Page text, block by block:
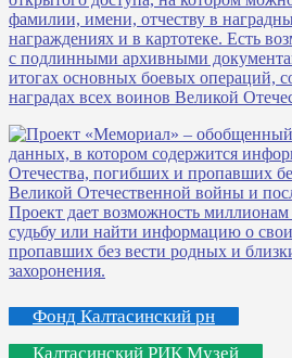
Фонд Калтасинский рн
Калтасинский РИК Музей